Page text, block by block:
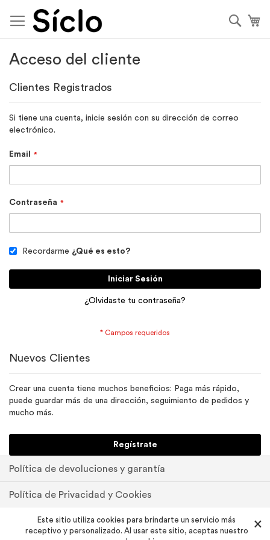
Este sitio utiliza cookies para brindarte un servicio más
receptivo y personalizado. Al usar este sitio, aceptas nuestro
×
al
contenido
Acceso del cliente
Clientes Registrados
Si tiene una cuenta, inicie sesión con su dirección de correo
electrónico.
Email
Contraseña
Recordarme ¿Qué es esto?
Iniciar Sesión
¿Olvidaste tu contraseña?
Nuevos Clientes
Crear una cuenta tiene muchos beneficios: Paga más rápido,
puede guardar más de una dirección, seguimiento de pedidos y
mucho más.
Regístrate
Política de devoluciones y garantía
Política de Privacidad y Cookies
Pedidos y devoluciones